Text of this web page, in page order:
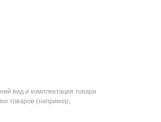
вид и комплектация товара
товаров (например,